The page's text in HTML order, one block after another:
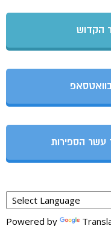
הקדוש
עשר הספירות
Powered by